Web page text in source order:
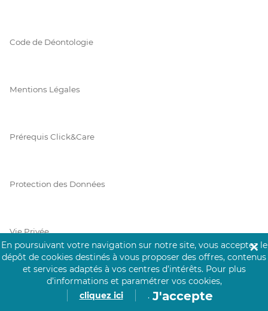
Code de Déontologie
Mentions Légales
Prérequis Click&Care
Protection des Données
Vie Privée
PAIEMENT SÉCURISÉ
En poursuivant votre navigation sur notre site, vous acceptez le
dépôt de cookies destinés à vous proposer des offres, contenus
et services adaptés à vos centres d’intérêts. Pour plus
d’informations et paramétrer vos cookies,
cliquez ici
. J'accepte
✕